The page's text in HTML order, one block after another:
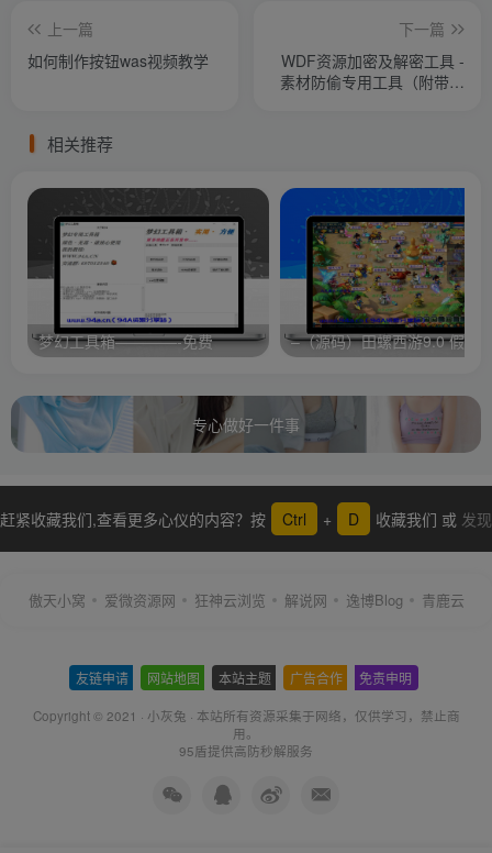
上一篇
如何制作按钮was视频教学
下一篇
WDF资源加密及解密工具 -
素材防偷专用工具（附带教
相关推荐
梦幻工具箱————-免费
专心做好一件事
赶紧收藏我们,查看更多心仪的内容？按 Ctrl + D 收藏我们 或 发现
傲天小窝 爱微资源网 狂神云浏览 解说网 逸博Blog 青鹿云
友链申请 网站地图 本站主题 广告合作 免责申明
Copyright © 2021 · 小灰兔 · 本站所有资源采集于网络，仅供学习，禁止商
用。
95盾提供高防秒解服务